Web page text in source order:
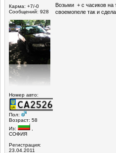
Карма: +7/-0
Сообщений: 928
Номер авто:
Пол:
Возраст: 58
Из:
,
СОФИЯ
Регистрация:
23.04.2011
Возьми + с часиков на
своемопеле так и